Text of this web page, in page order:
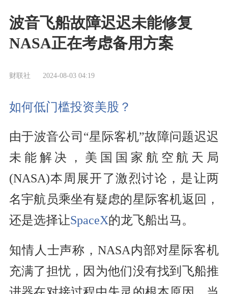
波音飞船故障迟迟未能修复
NASA正在考虑备用方案
财联社 2024-08-03 04:19
如何低门槛投资美股？
由于波音公司“星际客机”故障问题迟迟
未能解决，美国国家航空航天局
(NASA)本周展开了激烈讨论，是让两
名宇航员乘坐有疑虑的星际客机返回，
还是选择让SpaceX的龙飞船出马。
知情人士声称，NASA内部对星际客机
充满了担忧，因为他们没有找到飞船推